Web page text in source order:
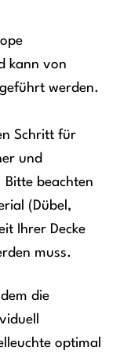
kann von
werden.
Schritt für
und
Bitte beachten
(Dübel,
Ihrer Decke
muss.
die
optimal